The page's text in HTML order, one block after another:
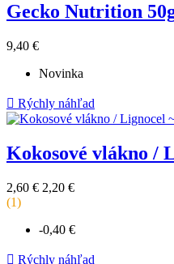
Gecko Nutrition
Cena
9,40 €
Novinka
 Rýchly náhľad
Kokosové vlákno /
Základná
cena
2,60 € Cena
2,20 €
(1)
-0,40 €
 Rýchly náhľad